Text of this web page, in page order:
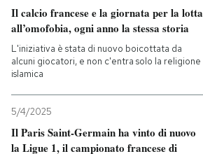
Il calcio francese e la giornata per la lotta
all’omofobia, ogni anno la stessa storia
L'iniziativa è stata di nuovo boicottata da
alcuni giocatori, e non c'entra solo la religione
islamica
5/4/2025
Il Paris Saint-Germain ha vinto di nuovo
la Ligue 1, il campionato francese di